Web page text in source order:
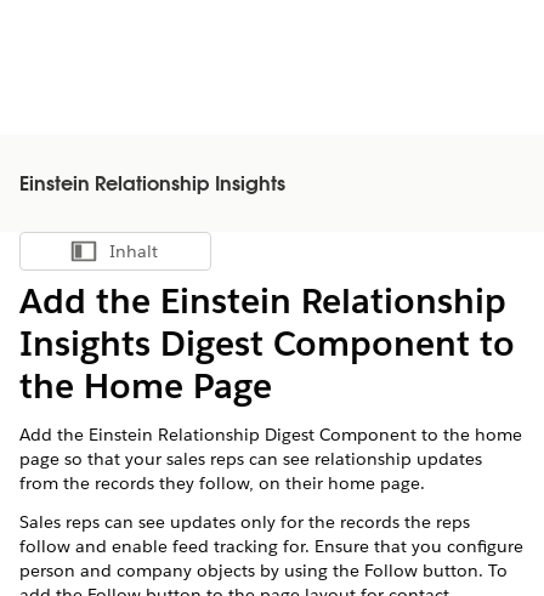
Einstein Relationship Insights
Inhalt anzeigen
Inhalt
Add the Einstein Relationship
Insights Digest Component to
the Home Page
Add the Einstein Relationship Digest Component to the home
page so that your sales reps can see relationship updates
from the records they follow, on their home page.
Sales reps can see updates only for the records the reps
follow and enable feed tracking for. Ensure that you configure
person and company objects by using the Follow button. To